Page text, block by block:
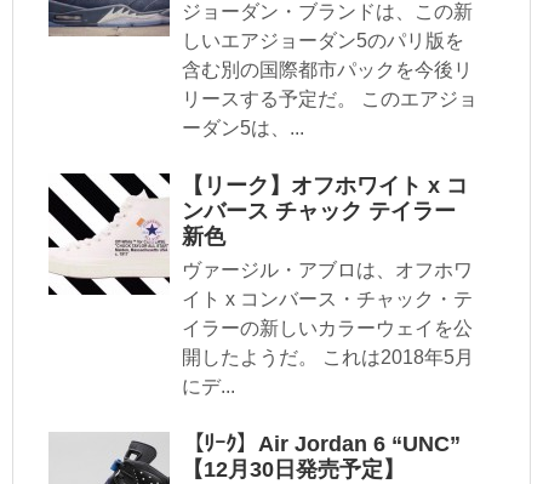
ジョーダン・ブランドは、この新
しいエアジョーダン5のパリ版を
含む別の国際都市パックを今後リ
リースする予定だ。 このエアジョ
ーダン5は、...
【リーク】オフホワイト x コ
ンバース チャック テイラー
新色
ヴァージル・アブロは、オフホワ
イト x コンバース・チャック・テ
イラーの新しいカラーウェイを公
開したようだ。 これは2018年5月
にデ...
【ﾘｰｸ】Air Jordan 6 “UNC”
【12月30日発売予定】